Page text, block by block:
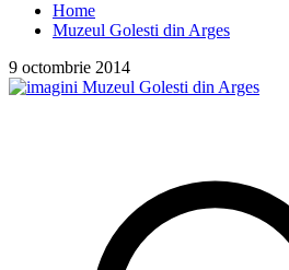
Home
Muzeul Golesti din Arges
9 octombrie 2014